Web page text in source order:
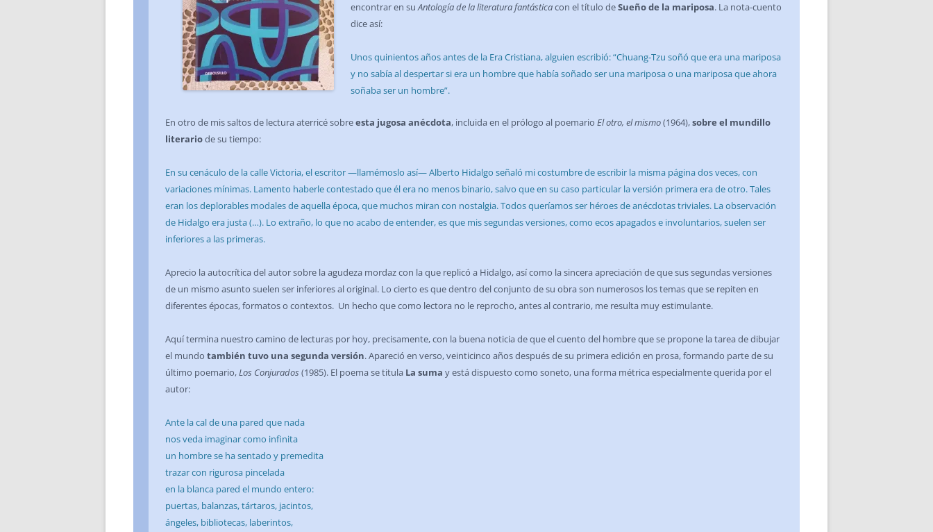
encontrar en suAntología de la literatura fantásticacon el título deSueño de la mariposa. La nota-cuento
dice así:
Unos quinientos años antes de la Era Cristiana, alguien escribió: “Chuang-Tzu soñó que era una mariposa
y no sabía al despertar si era un hombre que había soñado ser una mariposa o una mariposa que ahora
soñaba ser un hombre”.
En otro de mis saltos de lectura aterricé sobreesta jugosa anécdota, incluida en el prólogo al poemario El otro, el mismo(1964),sobre el mundillo
literariode su tiempo:
En su cenáculo de la calle Victoria, el escritor —llamémoslo así— Alberto Hidalgo señaló mi costumbre de escribir la misma página dos veces, con
variaciones mínimas. Lamento haberle contestado que él era no menos binario, salvo que en su caso particular la versión primera era de otro. Tales
eran los deplorables modales de aquella época, que muchos miran con nostalgia. Todos queríamos ser héroes de anécdotas triviales. La observación
de Hidalgo era justa (…). Lo extraño, lo que no acabo de entender, es que mis segundas versiones, como ecos apagados e involuntarios, suelen ser
inferiores a las primeras.
Aprecio la autocrítica del autor sobre la agudeza mordaz con la que replicó a Hidalgo, así como la sincera apreciación de que sus segundas versiones
de un mismo asunto suelen ser inferiores al original. Lo cierto es que dentro del conjunto de su obra son numerosos los temas que se repiten en
diferentes épocas, formatos o contextos. Un hecho que como lectora no le reprocho, antes al contrario, me resulta muy estimulante.
Aquí termina nuestro camino de lecturas por hoy, precisamente, con la buena noticia de que el cuento del hombre que se propone la tarea de dibujar
el mundo también tuvo una segunda versión. Apareció en verso, veinticinco años después de su primera edición en prosa, formando parte de su
último poemario,Los Conjurados (1985). El poema se titula La suma y está dispuesto como soneto, una forma métrica especialmente querida por el
autor:
Ante la cal de una pared que nada
nos veda imaginar como infinita
un hombre se ha sentado y premedita
trazar con rigurosa pincelada
en la blanca pared el mundo entero:
puertas, balanzas, tártaros, jacintos,
ángeles, bibliotecas, laberintos,